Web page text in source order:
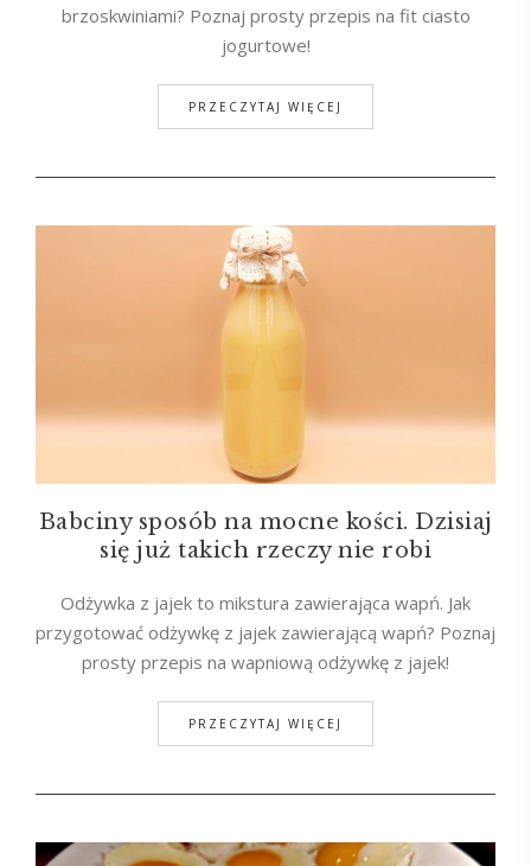
brzoskwiniami? Poznaj prosty przepis na fit ciasto
jogurtowe!
PRZECZYTAJ WIĘCEJ
Babciny sposób na mocne kości. Dzisiaj
się już takich rzeczy nie robi
Odżywka z jajek to mikstura zawierająca wapń. Jak
przygotować odżywkę z jajek zawierającą wapń? Poznaj
prosty przepis na wapniową odżywkę z jajek!
PRZECZYTAJ WIĘCEJ